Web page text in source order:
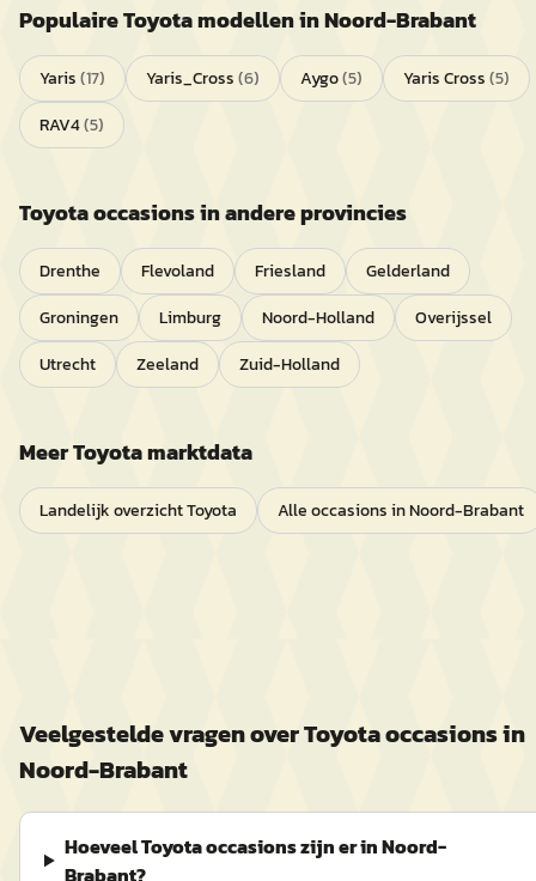
PopulaireToyotamodellen inNoord-Brabant
Yaris(17) Yaris_Cross(6) Aygo(5) Yaris Cross(5)
RAV4(5)
Toyotaoccasions in andere provincies
Drenthe Flevoland Friesland
Gelderland
Groningen
Limburg Noord-Holland
Overijssel
Utrecht
Zeeland Zuid-Holland
MeerToyotamarktdata
Landelijk overzichtToyota Alle occasions inNoord-Brabant
Veelgestelde vragen overToyotaoccasions in
Noord-Brabant
Hoeveel Toyota occasions zijn er in Noord-
Brabant?